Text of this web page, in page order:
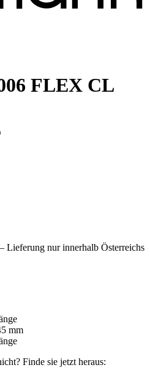
FLEX CL
– Lieferung nur innerhalb Österreichs
mm
Finde sie jetzt heraus: